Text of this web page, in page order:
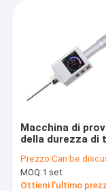
Macchina di
della durezza di
Indicatore a
batteria
Prezzo:Can be
MOQ:1 set
Ottieni l'ultimo